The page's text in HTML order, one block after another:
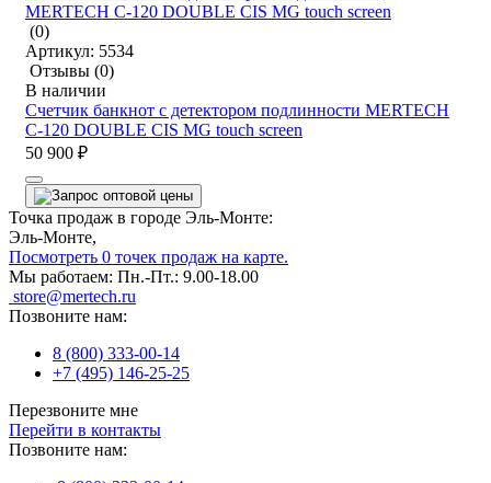
(0)
Артикул: 5534
Отзывы (0)
В наличии
Счетчик банкнот с детектором подлинности MERTECH
C-120 DOUBLE CIS MG touch screen
50 900 ₽
Точка продаж в городе Эль-Монте:
Эль-Монте,
Посмотреть 0 точек продаж на карте.
Мы работаем: Пн.-Пт.: 9.00-18.00
store@mertech.ru
Позвоните нам:
8 (800) 333-00-14
+7 (495) 146-25-25
Перезвоните мне
Перейти в контакты
Позвоните нам: